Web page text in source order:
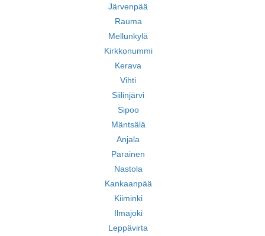
Järvenpää
Rauma
Mellunkylä
Kirkkonummi
Kerava
Vihti
Siilinjärvi
Sipoo
Mäntsälä
Anjala
Parainen
Nastola
Kankaanpää
Kiiminki
Ilmajoki
Leppävirta